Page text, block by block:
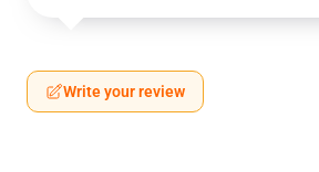
Write your review